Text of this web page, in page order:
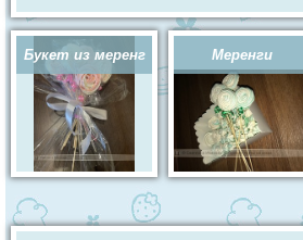
Букет из меренг Меренги